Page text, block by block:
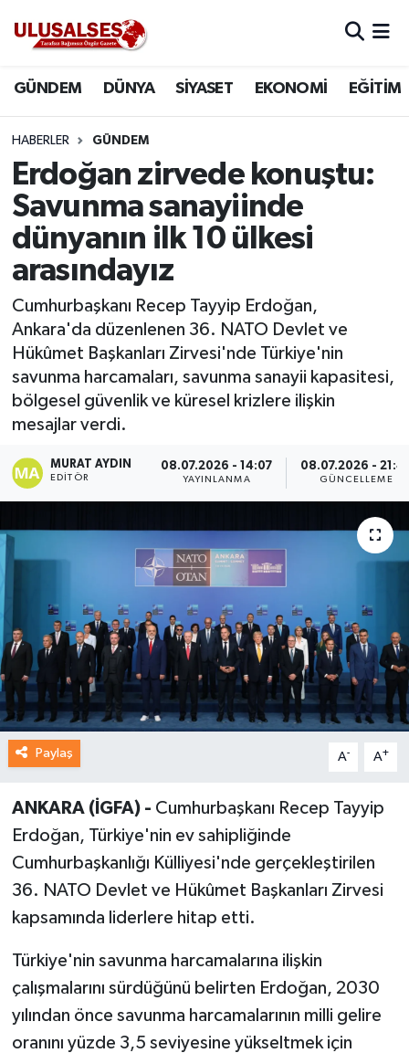
GÜNDEM DÜNYA SİYASET EKONOMİ EĞİTİM
HABERLER GÜNDEM
Erdoğan zirvede konuştu:
Savunma sanayiinde
dünyanın ilk 10 ülkesi
arasındayız
Cumhurbaşkanı Recep Tayyip Erdoğan,
Ankara'da düzenlenen 36. NATO Devlet ve
Hükûmet Başkanları Zirvesi'nde Türkiye'nin
savunma harcamaları, savunma sanayii kapasitesi,
bölgesel güvenlik ve küresel krizlere ilişkin
mesajlar verdi.
MURAT AYDIN
EDITÖR
08.07.2026 - 14:07
YAYINLANMA
08.07.2026 -
GÜNCELLEME
Paylaş A- A+
ANKARA (İGFA) - Cumhurbaşkanı Recep Tayyip
Erdoğan, Türkiye'nin ev sahipliğinde
Cumhurbaşkanlığı Külliyesi'nde gerçekleştirilen
36. NATO Devlet ve Hükûmet Başkanları Zirvesi
kapsamında liderlere hitap etti.
Türkiye'nin savunma harcamalarına ilişkin
çalışmalarını sürdüğünü belirten Erdoğan, 2030
yılından önce savunma harcamalarının milli gelire
oranını yüzde 3,5 seviyesine yükseltmek için
DÜNYA
SİYASET
EKONOMİ
EĞİTİM
SAĞLIK
MAGAZİN
SPOR
Trafik Durumu
Süper Lig Puan Durumu ve Fikstür
Tüm Manşetler
Son Dakika Haberleri
Haber Arşivi